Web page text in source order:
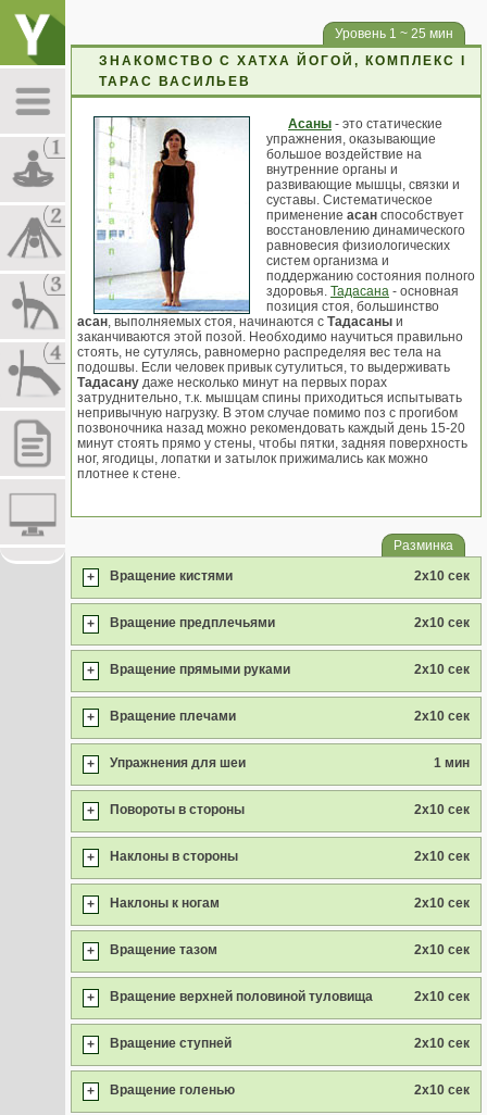
Уровень 1 ~ 25 мин
ЗНАКОМСТВО С ХАТХА ЙОГОЙ, КОМПЛЕКС I
ТАРАС ВАСИЛЬЕВ
Асаны - это статические
упражнения, оказывающие
большое воздействие на
внутренние органы и
развивающие мышцы, связки и
суставы. Систематическое
применение асан способствует
восстановлению динамического
равновесия физиологических
систем организма и
поддержанию состояния полного
здоровья. Тадасана - основная
позиция стоя, большинство
асан, выполняемых стоя, начинаются с Тадасаны и
заканчиваются этой позой. Необходимо научиться правильно
стоять, не сутулясь, равномерно распределяя вес тела на
подошвы. Если человек привык сутулиться, то выдерживать
Тадасану даже несколько минут на первых порах
затруднительно, т.к. мышцам спины приходиться испытывать
непривычную нагрузку. В этом случае помимо поз с прогибом
позвоночника назад можно рекомендовать каждый день 15-20
минут стоять прямо у стены, чтобы пятки, задняя поверхность
ног, ягодицы, лопатки и затылок прижимались как можно
плотнее к стене.
Разминка
+ Вращение кистями 2x10 сек
+ Вращение предплечьями 2x10 сек
+ Вращение прямыми руками 2x10 сек
+ Вращение плечами 2x10 сек
+ Упражнения для шеи 1 мин
+ Повороты в стороны 2x10 сек
+ Наклоны в стороны 2x10 сек
+ Наклоны к ногам 2x10 сек
+ Вращение тазом 2x10 сек
+ Вращение верхней половиной туловища 2x10 сек
+ Вращение ступней 2x10 сек
+ Вращение голенью 2x10 сек